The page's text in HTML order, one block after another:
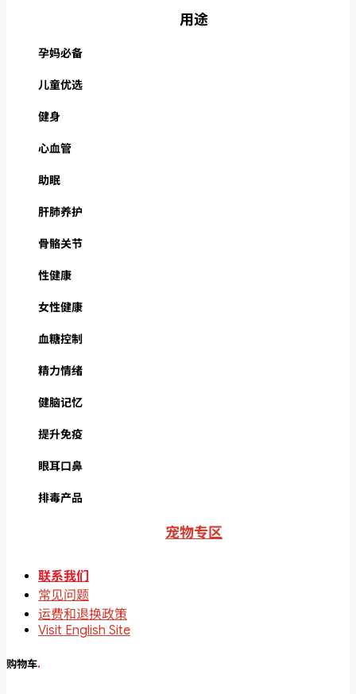
用途
孕妈必备
儿童优选
健身
心血管
助眠
肝肺养护
骨骼关节
性健康
女性健康
血糖控制
精力情绪
健脑记忆
提升免疫
眼耳口鼻
排毒产品
宠物专区
联系我们
常见问题
运费和退换政策
Visit English Site
购物车.